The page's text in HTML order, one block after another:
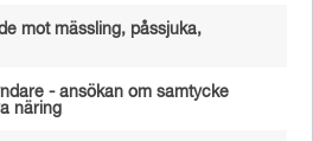
mot mässling, påssjuka,
- ansökan om samtycke
näring